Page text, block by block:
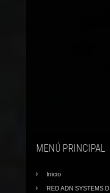
MENÚ PRINCIPAL
Inicio
RED ADN SYSTEMS